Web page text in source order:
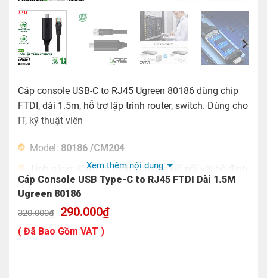
Cáp console USB-C to RJ45 Ugreen 80186 dùng chip
FTDI, dài 1.5m, hỗ trợ lập trình router, switch. Dùng cho
IT, kỹ thuật viên
Model: 80186 /CM204
Tính năng: Cáp lập trình Console kết nối với bộ định
tuyến, chuyển mạch
Chiều Dài: 1.5m
Xem thêm nội dung
Cáp Console USB Type-C to RJ45 FTDI Dài 1.5M
Ugreen 80186
320.000₫
Giá
gốc
là:
320.000₫.
290.000₫Giá
( Đã Bao Gồm VAT )